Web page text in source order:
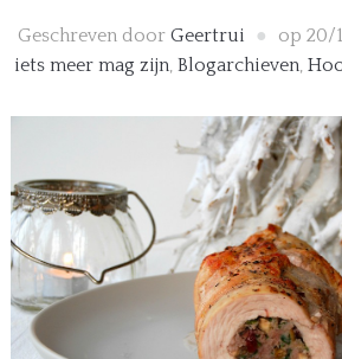
Geschreven door Geertrui op 20/
iets meer mag zijn, Blogarchieven,